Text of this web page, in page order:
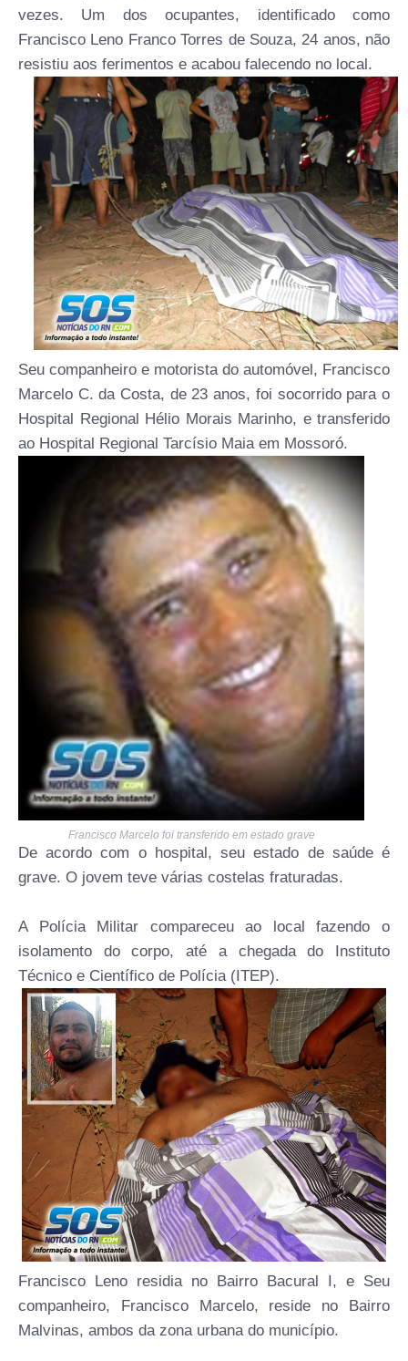
vezes. Um dos ocupantes, identificado como
Francisco Leno Franco Torres de Souza, 24 anos, não
resistiu aos ferimentos e acabou falecendo no local.
Seu companheiro e motorista do automóvel, Francisco
Marcelo C. da Costa, de 23 anos, foi socorrido para o
Hospital Regional Hélio Morais Marinho, e transferido
ao Hospital Regional Tarcísio Maia em Mossoró.
Francisco Marcelo foi transferido em estado grave
De acordo com o hospital, seu estado de saúde é
grave. O jovem teve várias costelas fraturadas.
A Polícia Militar compareceu ao local fazendo o
isolamento do corpo, até a chegada do Instituto
Técnico e Científico de Polícia (ITEP).
Francisco Leno residia no Bairro Bacural I, e Seu
companheiro, Francisco Marcelo, reside no Bairro
Malvinas, ambos da zona urbana do município.